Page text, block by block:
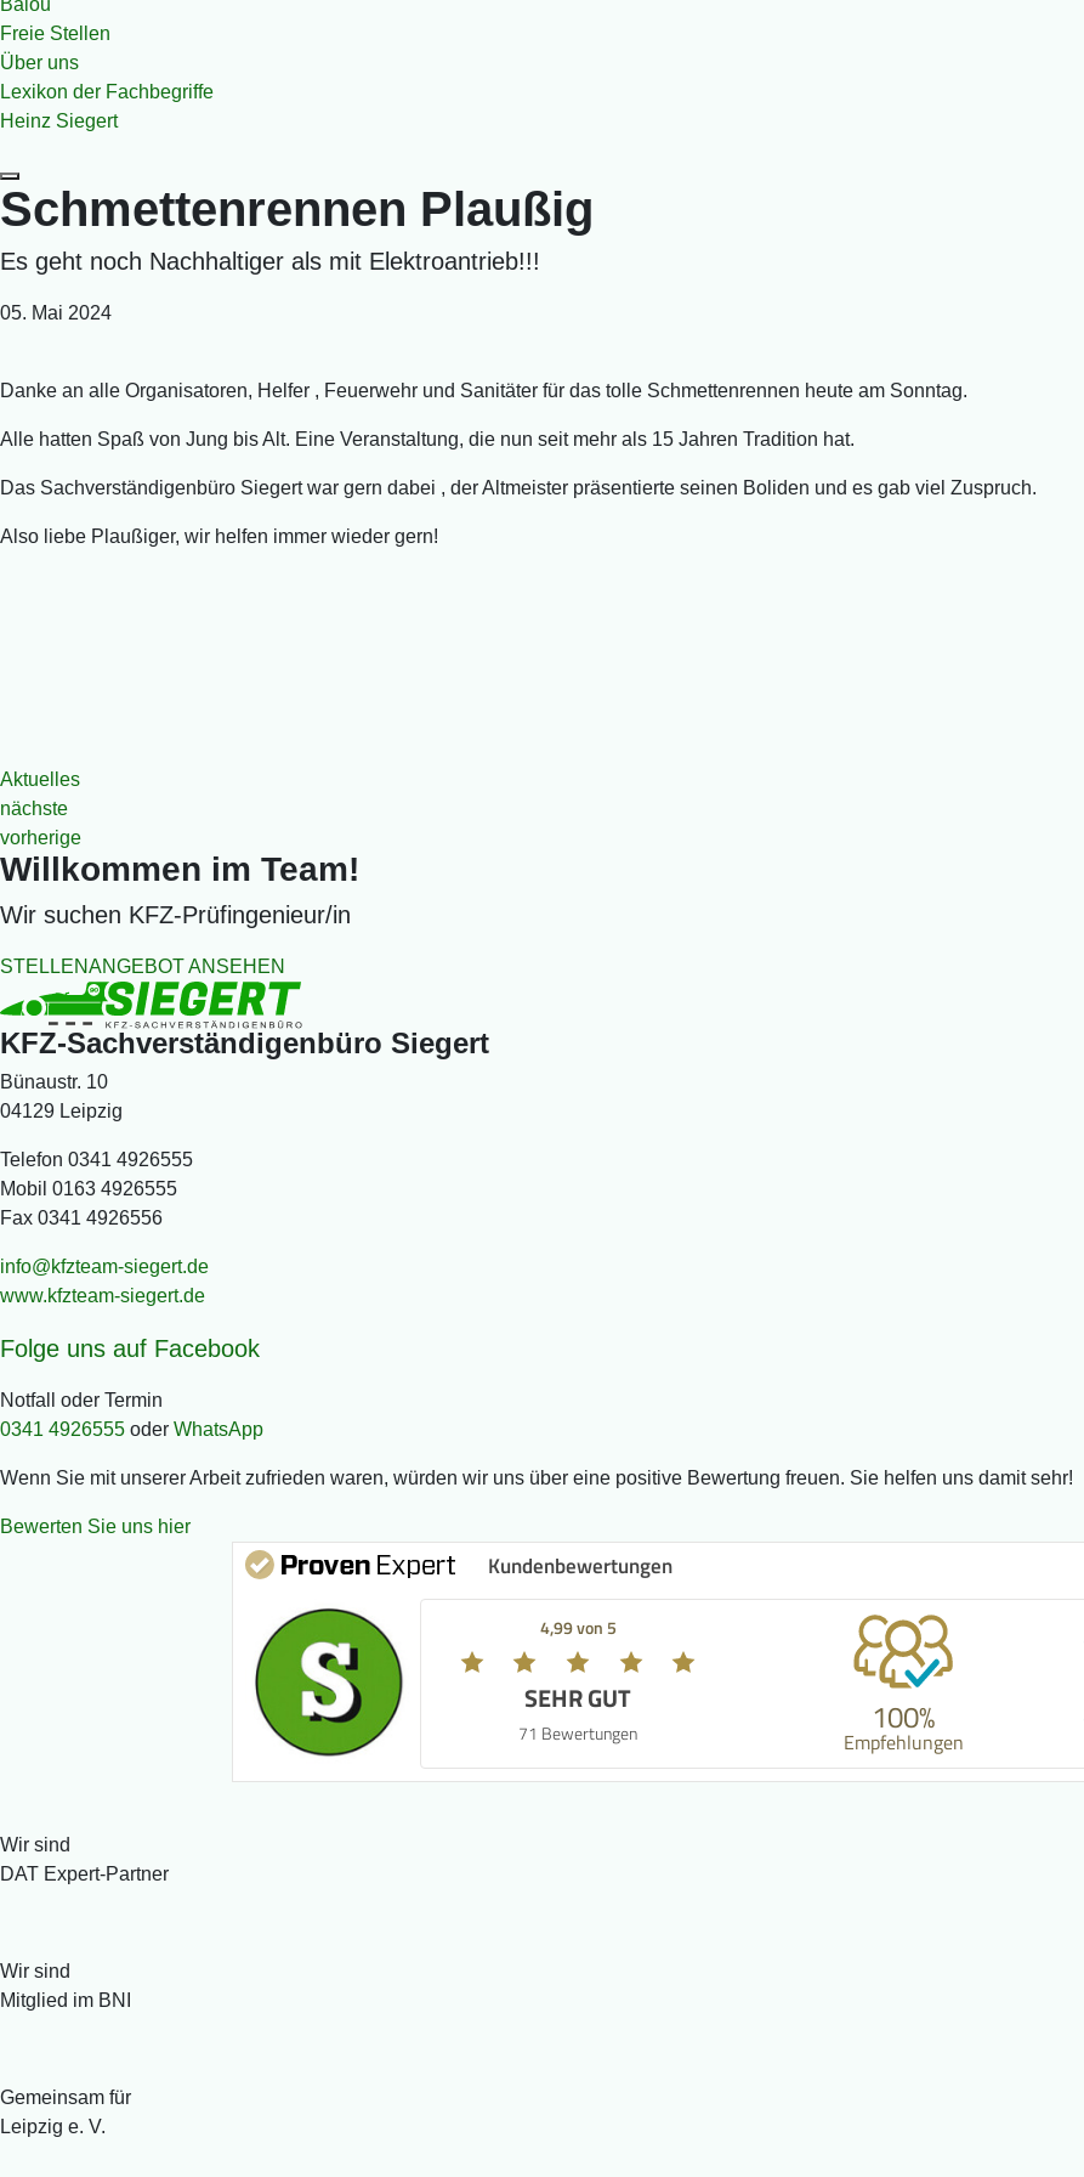
Freie Stellen
Über uns
Lexikon der Fachbegriffe
Heinz Siegert
Schmettenrennen Plaußig
Es geht noch Nachhaltiger als mit Elektroantrieb!!!
05. Mai 2024
Danke an alle Organisatoren, Helfer , Feuerwehr und Sanitäter für das tolle Schmettenrennen heute am Sonntag.
Alle hatten Spaß von Jung bis Alt. Eine Veranstaltung, die nun seit mehr als 15 Jahren Tradition hat.
Das Sachverständigenbüro Siegert war gern dabei , der Altmeister präsentierte seinen Boliden und es gab viel Zuspruch.
Also liebe Plaußiger, wir helfen immer wieder gern!
Aktuelles
nächste
vorherige
Willkommen im Team!
Wir suchen KFZ-Prüfingenieur/in
STELLENANGEBOT ANSEHEN
KFZ-Sachverständigenbüro Siegert
Bünaustr. 10
04129 Leipzig
Telefon 0341 4926555
Mobil 0163 4926555
Fax 0341 4926556
www.kfzteam-siegert.de
Folge uns auf Facebook
Notfall oder Termin
0341 4926555 oder WhatsApp
Wenn Sie mit unserer Arbeit zufrieden waren, würden wir uns über eine positive Bewertung freuen. Sie helfen uns damit sehr!
Bewerten Sie uns hier
Kundenbewertungen
4,99 von 5
SEHR GUT
71 Bewertungen 100%
Empfehlungen
Wir sind
DAT Expert-Partner
Wir sind
Mitglied im BNI
Gemeinsam für
Leipzig e. V.